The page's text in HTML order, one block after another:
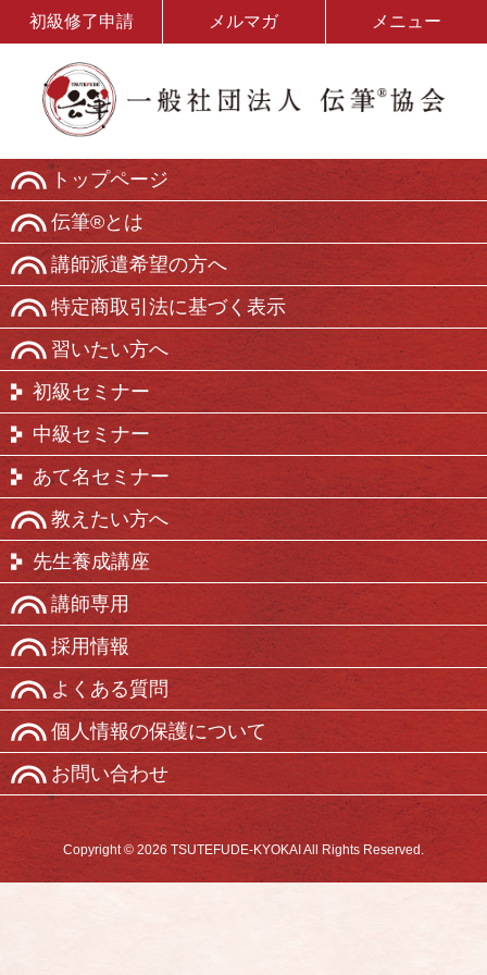
初級修了申請 メルマガ メニュー
トップページ
伝筆®とは
講師派遣希望の方へ
特定商取引法に基づく表示
習いたい方へ
初級セミナー
中級セミナー
あて名セミナー
教えたい方へ
先生養成講座
講師専用
採用情報
よくある質問
個人情報の保護について
お問い合わせ
Copyright © 2026 TSUTEFUDE-KYOKAI All Rights Reserved.